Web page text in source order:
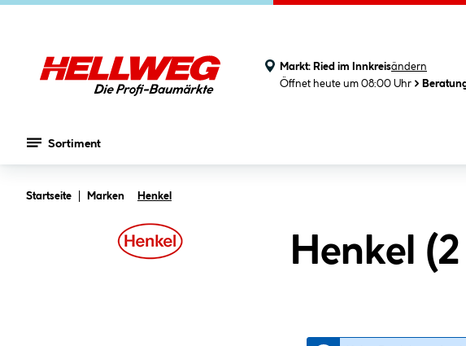
Markt: Ried im Innkreisändern
Öffnet heute um 08:00 Uhr
Sortiment
Startseite Marken Henkel
Henkel (2